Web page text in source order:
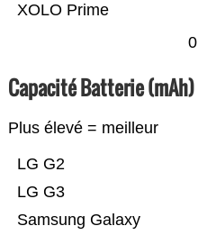
XOLO Prime
0
Capacité Batterie (mAh)
Plus élevé = meilleur
Samsung Galaxy
LG G3
LG G2